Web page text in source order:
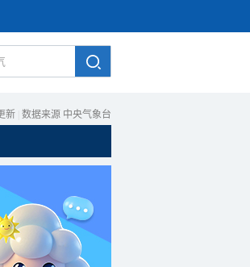
新 数据来源 中央气象台